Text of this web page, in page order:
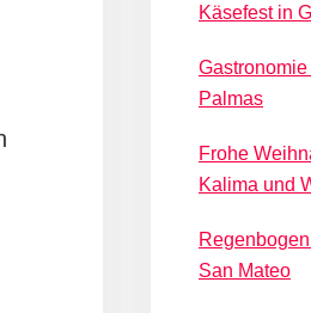
Käsefest in
Palmas
Frohe
Kalima und
San Mateo